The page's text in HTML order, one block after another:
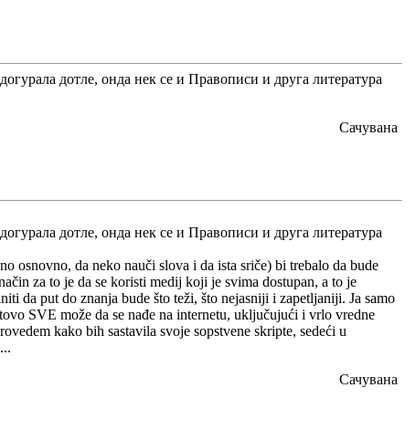
дотле, онда нек се и Правописи и друга литература
Сачувана
дотле, онда нек се и Правописи и друга литература
osnovno, da neko nauči slova i da ista sriče) bi trebalo da bude
za to je da se koristi medij koji je svima dostupan, a to je
da put do znanja bude što teži, što nejasniji i zapetljaniji. Ja samo
SVE može da se nađe na internetu, uključujući i vrlo vredne
kako bih sastavila svoje sopstvene skripte, sedeći u
Сачувана